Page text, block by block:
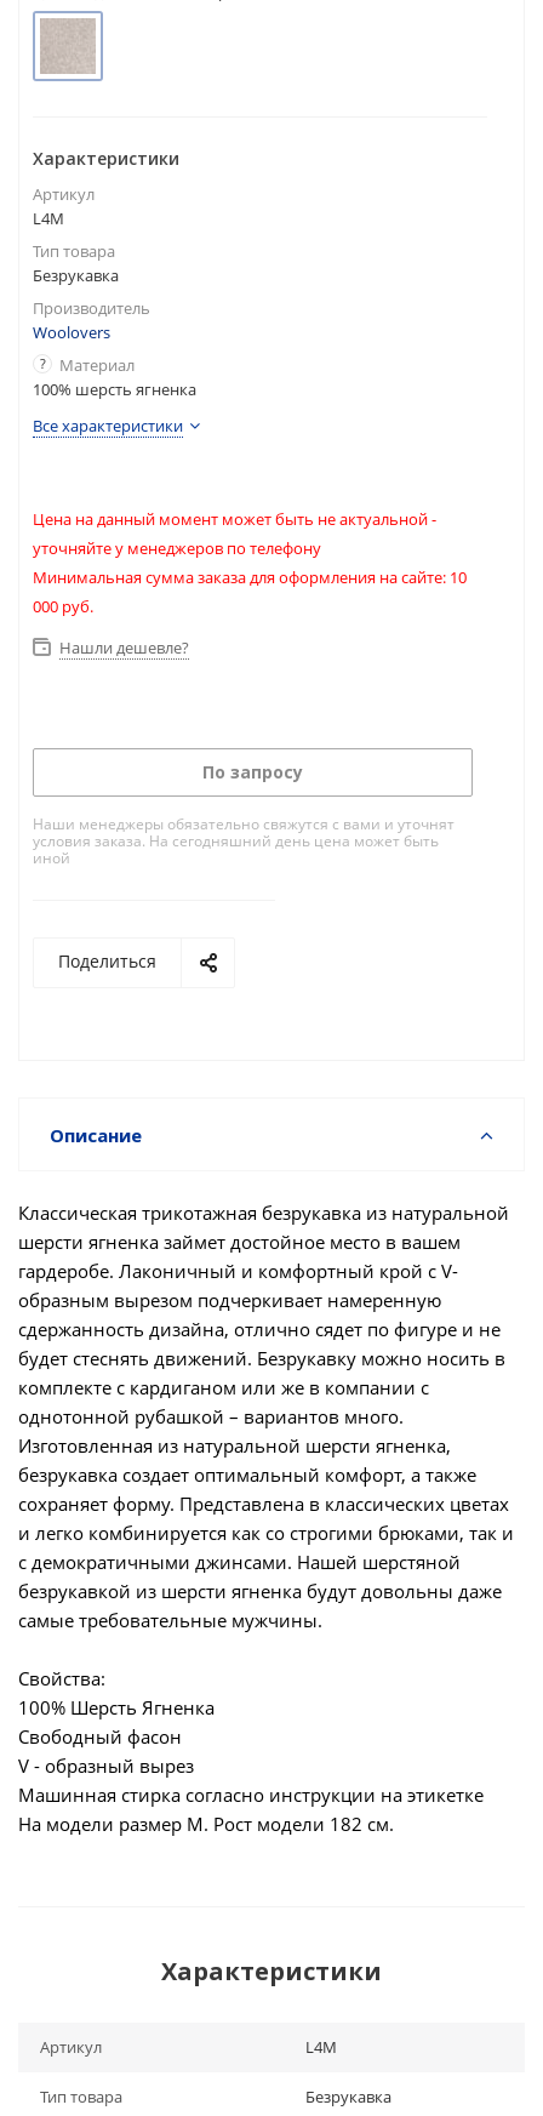
Характеристики
Артикул
L4M
Тип товара
Безрукавка
Производитель
Woolovers
?
Материал
100% шерсть ягненка
Все характеристики
Цена на данный момент может быть не актуальной -
уточняйте у менеджеров по телефону
Минимальная сумма заказа для оформления на сайте: 10
000 руб.
Нашли дешевле?
По запросу
Наши менеджеры обязательно свяжутся с вами и уточнят
условия заказа. На сегодняшний день цена может быть
иной
Поделиться
Описание
Классическая трикотажная безрукавка из натуральной
шерсти ягненка займет достойное место в вашем
гардеробе. Лаконичный и комфортный крой с V-
образным вырезом подчеркивает намеренную
сдержанность дизайна, отлично сядет по фигуре и не
будет стеснять движений. Безрукавку можно носить в
комплекте с кардиганом или же в компании с
однотонной рубашкой – вариантов много.
Изготовленная из натуральной шерсти ягненка,
безрукавка создает оптимальный комфорт, а также
сохраняет форму. Представлена в классических цветах
и легко комбинируется как со строгими брюками, так и
с демократичными джинсами. Нашей шерстяной
безрукавкой из шерсти ягненка будут довольны даже
самые требовательные мужчины.
Свойства:
100% Шерсть Ягненка
Свободный фасон
V - образный вырез
Машинная стирка согласно инструкции на этикетке
На модели размер М. Рост модели 182 см.
Характеристики
Артикул L4M
Тип товара Безрукавка